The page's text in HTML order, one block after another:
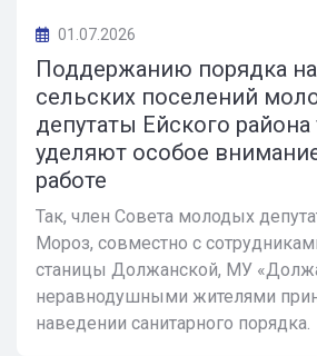
01.07.2026
Поддержанию порядка на
сельских поселений
депутаты Ейского
уделяют особое
работе
Так, член Совета молодых
Мороз, совместно с
станицы Должанской, МУ
неравнодушными жителями
наведении санитарного порядка.